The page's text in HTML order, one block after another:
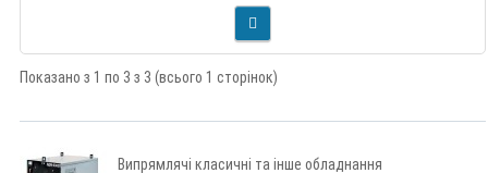
Показано з 1 по 3 з 3 (всього 1 сторінок)
Випрямлячі класичні та інше обладнання